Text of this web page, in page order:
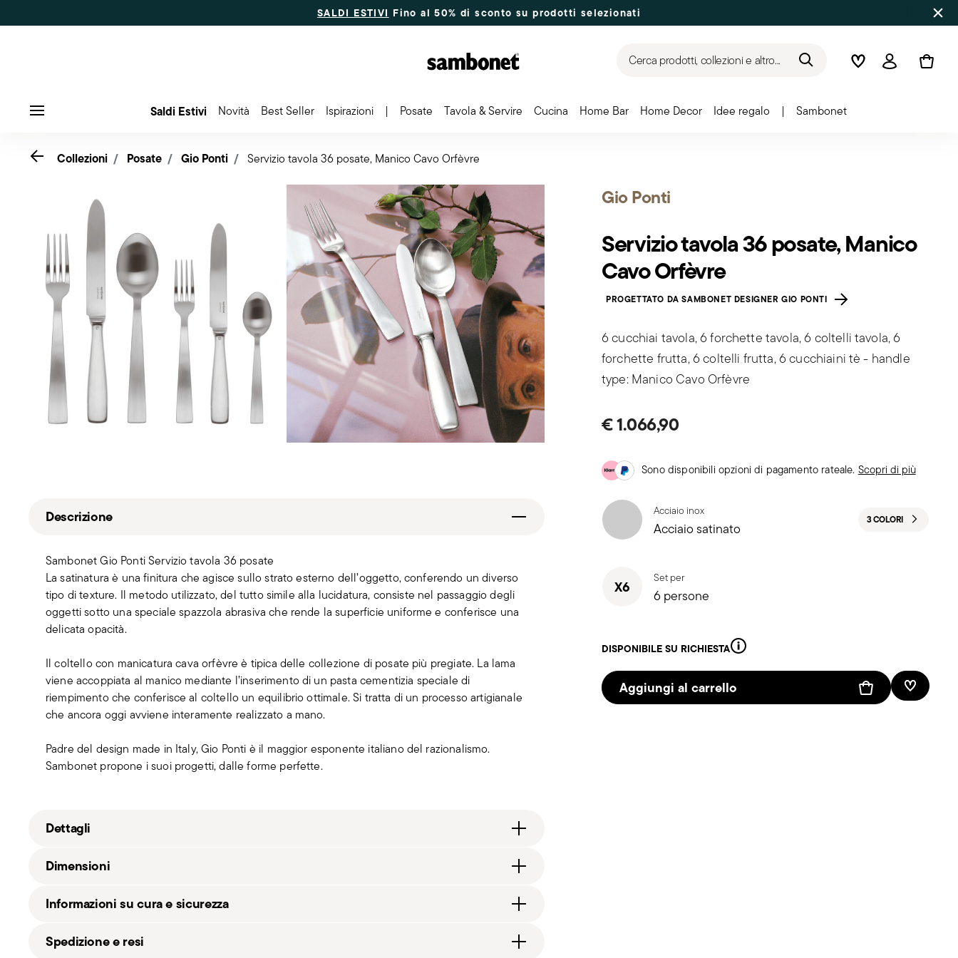
SALDI ESTIVI Fino al 50% di sconto su prodotti selezionati
Cerca prodotti, collezioni e altro... WishlistAccedi
Saldi Estivi Novità Best Seller Ispirazioni | Posate Tavola & Servire Cucina Home Bar Home Decor Idee regalo | Sambonet
Gio Ponti
Servizio tavola 36 posate, Manico
Cavo Orfèvre
PROGETTATO DA SAMBONET DESIGNER GIO PONTI
6 cucchiai tavola, 6 forchette tavola, 6 coltelli tavola, 6
forchette frutta, 6 coltelli frutta, 6 cucchiaini tè - handle
type: Manico Cavo Orfèvre
€ 1.066,90
Sono disponibili opzioni di pagamento rateale. Scopri di più
Acciaio inox
Acciaio satinato 3 COLORI
X6 Set per
6 persone
DISPONIBILE SU RICHIESTA
Aggiungi al carrello Lista
Go back
Collezioni Posate Gio Ponti Servizio tavola 36 posate, Manico Cavo Orfèvre
Descrizione
Sambonet Gio Ponti Servizio tavola 36 posate
La satinatura è una finitura che agisce sullo strato esterno dell’oggetto, conferendo un diverso
tipo di texture. Il metodo utilizzato, del tutto simile alla lucidatura, consiste nel passaggio degli
oggetti sotto una speciale spazzola abrasiva che rende la superficie uniforme e conferisce una
delicata opacità.
Il coltello con manicatura cava orfèvre è tipica delle collezione di posate più pregiate. La lama
viene accoppiata al manico mediante l’inserimento di un pasta cementizia speciale di
riempimento che conferisce al coltello un equilibrio ottimale. Si tratta di un processo artigianale
che ancora oggi avviene interamente realizzato a mano.
Padre del design made in Italy, Gio Ponti è il maggior esponente italiano del razionalismo.
Sambonet propone i suoi progetti, dalle forme perfette.
Dettagli
Acciaio satinato
8014808658204
Dimensioni
Informazioni su cura e sicurezza
Spedizione e resi